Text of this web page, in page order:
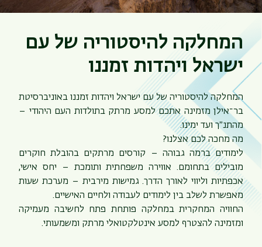
המחלקה להיסטוריה של עם
ישראל ויהדות זמננו
המחלקה להיסטוריה של עם ישראל ויהדות זמננו באוניברסיטת
בר־אילן מזמינה אתכם למסע מרתק בתולדות העם היהודי –
מהתנ״ך ועד ימינו.
מה מחכה לכם אצלנו?
לימודים ברמה גבוהה – קורסים מרתקים בהובלת חוקרים
מובילים בתחומם. אווירה משפחתית ותומכת – יחס אישי,
אכפתיות וליווי לאורך הדרך. גמישות מירבית – מערכת שעות
מאפשרת לשלב בין לימודים לעבודה ולחיים האישיים.
החוויה המחקרית במחלקה פותחת פתח לחשיבה מעמיקה
ומזמינה להצטרף למסע אינטלקטואלי מרתק ומשמעותי.